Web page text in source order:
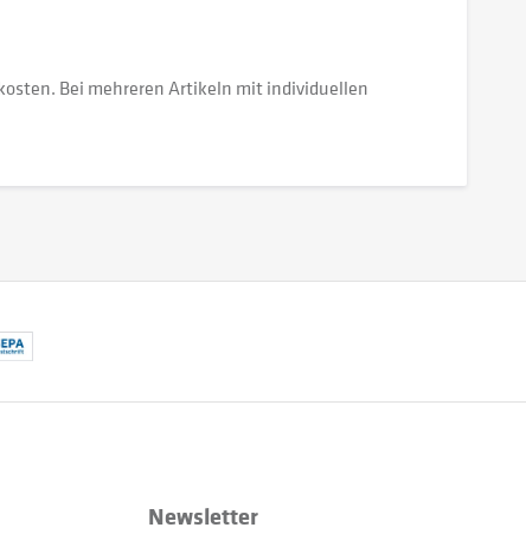
Bei mehreren Artikeln mit individuellen
Newsletter